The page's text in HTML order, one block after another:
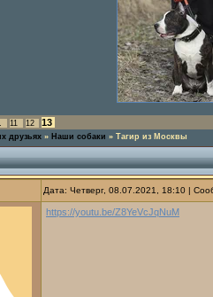
11 12 13
друзьях » Наши собаки » Тагир из Москвы
Дата: Четверг, 08.07.2021, 18:10 |
https://youtu.be/Z8YeVcJqNuM